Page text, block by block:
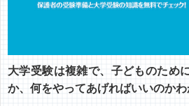
大学受験は複雑で、子どものため
か、何をやってあげればいいのか